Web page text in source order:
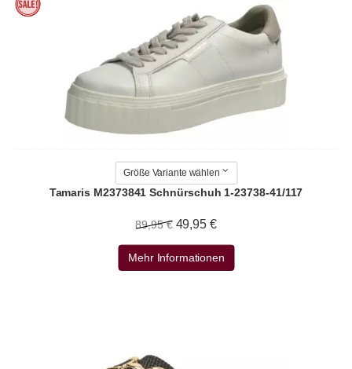
Größe Variante wählen
Tamaris M2373841 Schnürschuh 1-23738-41/117
89,95 € 49,95 €
Mehr Informationen